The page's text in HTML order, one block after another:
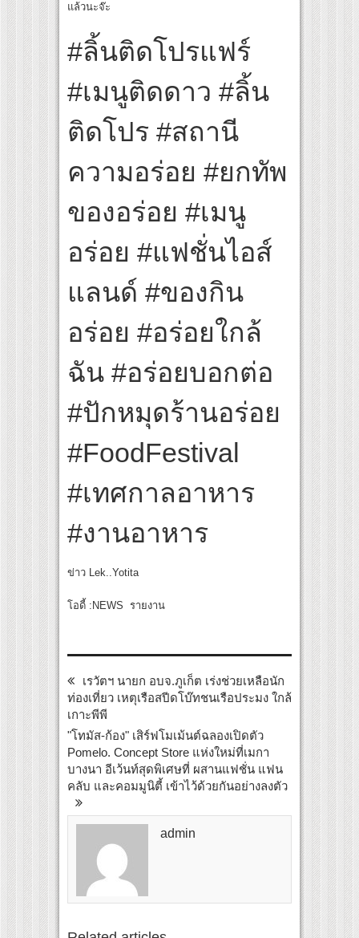
แล้วนะจ๊ะ
#ลิ้นติดโปรแฟร์
#เมนูติดดาว #ลิ้น
ติดโปร #สถานี
ความอร่อย #ยกทัพ
ของอร่อย #เมนู
อร่อย #แฟชั่นไอส์
แลนด์ #ของกิน
อร่อย #อร่อยใกล้
ฉัน #อร่อยบอกต่อ
#ปักหมุดร้านอร่อย
#FoodFestival
#เทศกาลอาหาร
#งานอาหาร
ข่าว Lek..Yotita
โอดี้ :NEWS รายงาน
เรวัตฯ นายก อบจ.ภูเก็ต เร่งช่วยเหลือนัก
ท่องเที่ยว เหตุเรือสปีดโบ๊ทชนเรือประมง ใกล้
เกาะพีพี
"โทมัส-ก้อง" เสิร์ฟโมเม้นต์ฉลองเปิดตัว
Pomelo. Concept Store แห่งใหม่ที่เมกา
บางนา อีเว้นท์สุดพิเศษที่ ผสานแฟชั่น แฟน
คลับ และคอมมูนิตี้ เข้าไว้ด้วยกันอย่างลงตัว
admin